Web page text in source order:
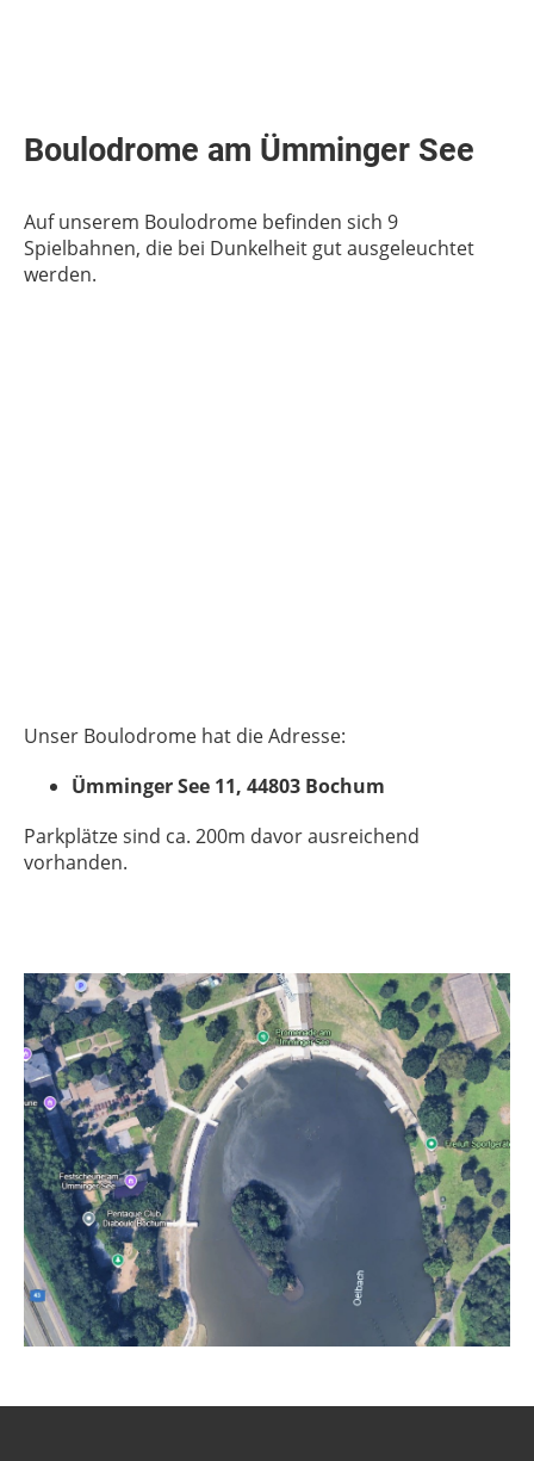
Boulodrome am Ümminger See
Auf unserem Boulodrome befinden sich 9
Spielbahnen, die bei Dunkelheit gut ausgeleuchtet
werden.
Unser Boulodrome hat die Adresse:
Ümminger See 11, 44803 Bochum
Parkplätze sind ca. 200m davor ausreichend
vorhanden.